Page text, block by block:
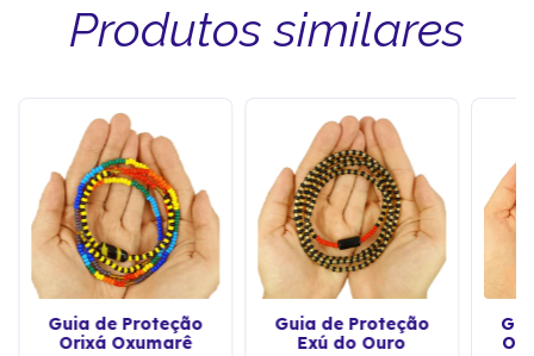
Produtos similares
Guia de Proteção
Orixá Oxumarê
Guia de Proteção
Exú do Ouro